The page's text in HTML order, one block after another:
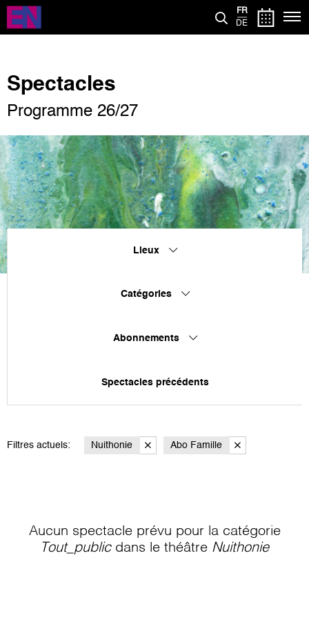
Aller
contenu
FR
DE
Spectacles
Programme 26/27
Lieux
Catégories
Abonnements
Spectacles précédents
Filtres actuels: Nuithonie Abo Famille
Aucun spectacle prévu pour la catégorie
Tout_publicdans le théâtre Nuithonie